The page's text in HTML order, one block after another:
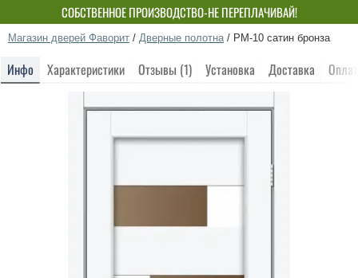
СОБСТВЕННОЕ ПРОИЗВОДСТВО-НЕ ПЕРЕПЛАЧИВАЙ!
Магазин дверей Фаворит / Дверные полотна / PM-10 сатин бронза
Инфо Характеристики Отзывы (1) Установка Доставка